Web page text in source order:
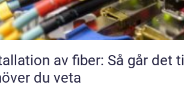
av fiber: Så går det
du veta